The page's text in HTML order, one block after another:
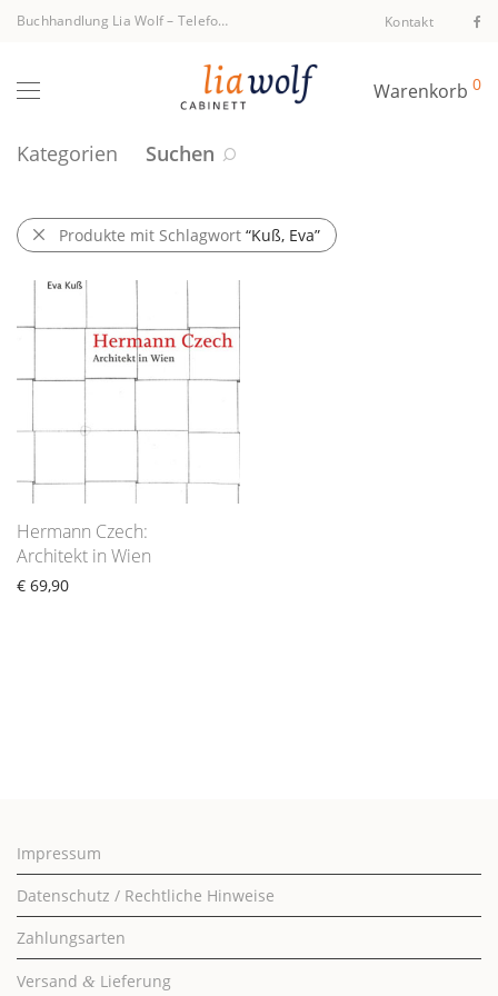
Buchhandlung Lia Wolf– Telefon +43 1 512 40 94 Kontakt
Warenkorb 0
Kategorien Suchen
Produkte mit Schlagwort “Kuß, Eva”
Hermann Czech:
Architekt in Wien
€ 69,90
Impressum
Datenschutz / Rechtliche Hinweise
Zahlungsarten
Versand & Lieferung